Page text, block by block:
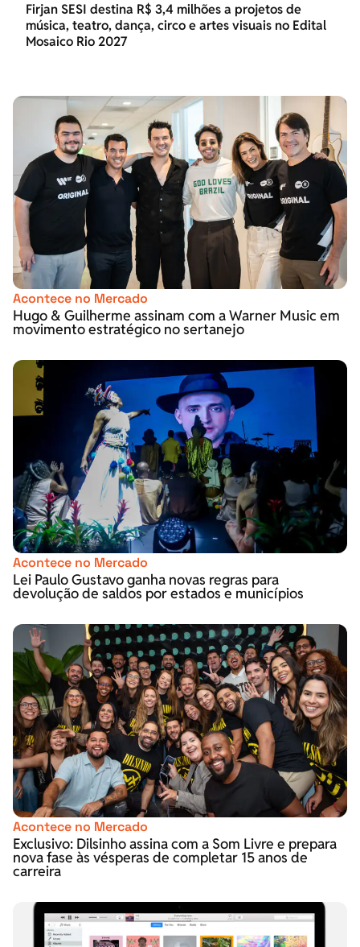
Firjan SESI destina R$ 3,4 milhões a projetos de
música, teatro, dança, circo e artes visuais no Edital
Mosaico Rio 2027
Acontece no Mercado
Hugo & Guilherme assinam com a Warner Music em
movimento estratégico no sertanejo
Acontece no Mercado
Lei Paulo Gustavo ganha novas regras para
devolução de saldos por estados e municípios
Acontece no Mercado
Exclusivo: Dilsinho assina com a Som Livre e prepara
nova fase às vésperas de completar 15 anos de
carreira